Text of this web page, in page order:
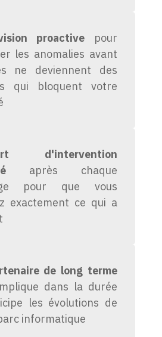
proactive pour
les anomalies avant
ne deviennent des
qui bloquent votre
d'intervention
après chaque
pour que vous
exactement ce qui a
de long terme
dans la durée
les évolutions de
informatique